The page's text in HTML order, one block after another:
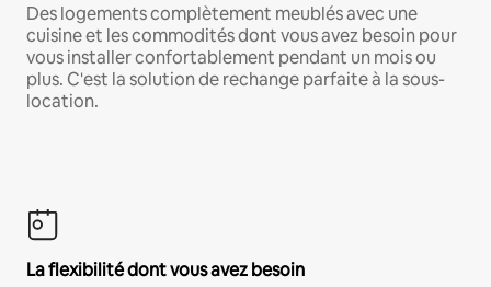
Des logements complètement meublés avec une
cuisine et les commodités dont vous avez besoin pour
vous installer confortablement pendant un mois ou
plus. C'est la solution de rechange parfaite à la sous-
location.
La flexibilité dont vous avez besoin